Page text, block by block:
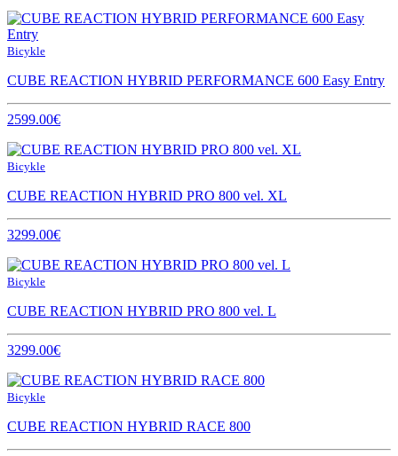
Bicykle
CUBE REACTION HYBRID PERFORMANCE 600 Easy Entry
2599.00€
Bicykle
CUBE REACTION HYBRID PRO 800 vel. XL
3299.00€
Bicykle
CUBE REACTION HYBRID PRO 800 vel. L
3299.00€
Bicykle
CUBE REACTION HYBRID RACE 800